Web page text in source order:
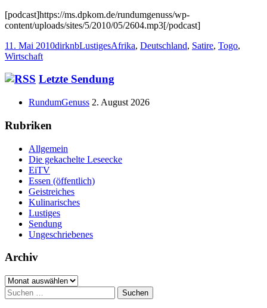
[podcast]https://ms.dpkom.de/rundumgenuss/wp-
content/uploads/sites/5/2010/05/2604.mp3[/podcast]
Veröffentlicht
am
11. Mai 2010Autor
dirknbKategorien
LustigesSchlagwörter
Afrika, Deutschland, Satire, Togo,
Wirtschaft
Haupt-
Seitenleiste
Letzte Sendung
RundumGenuss 2. August 2026
Rubriken
Allgemein
Die gekachelte Leseecke
EiTV
Essen (öffentlich)
Geistreiches
Kulinarisches
Lustiges
Sendung
Ungeschriebenes
Archiv
Archiv
Suchen
nach: